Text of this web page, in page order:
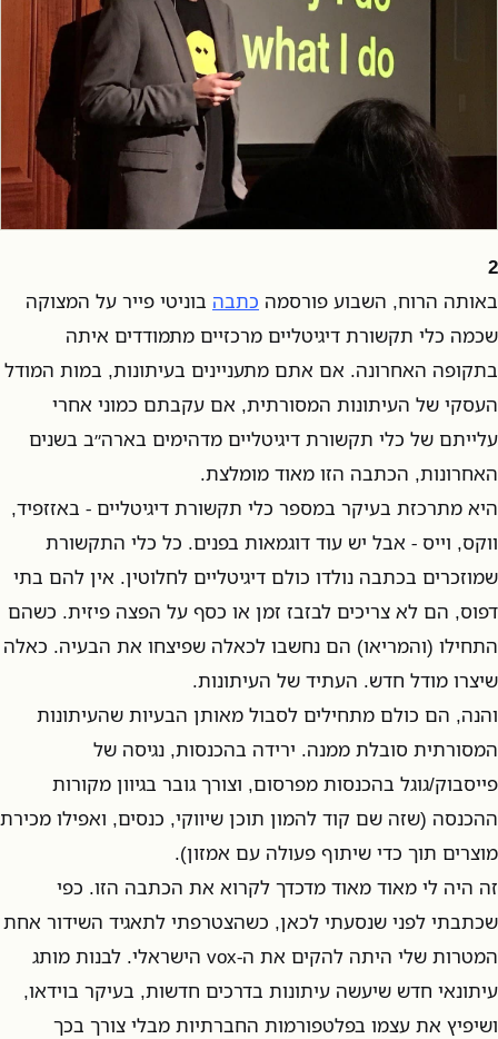
2
באותה הרוח, השבוע פורסמה כתבה בוניטי פייר על המצוקה
שכמה כלי תקשורת דיגיטליים מרכזיים מתמודדים איתה
בתקופה האחרונה. אם אתם מתעניינים בעיתונות, במות המודל
העסקי של העיתונות המסורתית, אם עקבתם כמוני אחרי
עלייתם של כלי תקשורת דיגיטליים מדהימים בארה״ב בשנים
האחרונות, הכתבה הזו מאוד מומלצת.
היא מתרכזת בעיקר במספר כלי תקשורת דיגיטליים - באזזפיד,
ווקס, וייס - אבל יש עוד דוגמאות בפנים. כל כלי התקשורת
שמוזכרים בכתבה נולדו כולם דיגיטליים לחלוטין. אין להם בתי
דפוס, הם לא צריכים לבזבז זמן או כסף על הפצה פיזית. כשהם
התחילו (והמריאו) הם נחשבו לכאלה שפיצחו את הבעיה. כאלה
שיצרו מודל חדש. העתיד של העיתונות.
והנה, הם כולם מתחילים לסבול מאותן הבעיות שהעיתונות
המסורתית סובלת ממנה. ירידה בהכנסות, נגיסה של
פייסבוק/גוגל בהכנסות מפרסום, וצורך גובר בגיוון מקורות
ההכנסה (שזה שם קוד להמון תוכן שיווקי, כנסים, ואפילו מכירת
מוצרים תוך כדי שיתוף פעולה עם אמזון).
זה היה לי מאוד מאוד מדכדך לקרוא את הכתבה הזו. כפי
שכתבתי לפני שנסעתי לכאן, כשהצטרפתי לתאגיד השידור אחת
המטרות שלי היתה להקים את ה-vox הישראלי. לבנות מותג
עיתונאי חדש שיעשה עיתונות בדרכים חדשות, בעיקר בוידאו,
ושיפיץ את עצמו בפלטפורמות החברתיות מבלי צורך בכך